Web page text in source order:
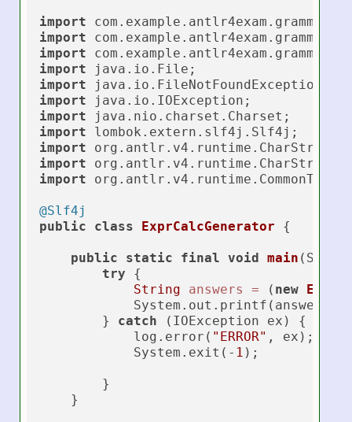
import
import
import
import
import
import
import
import
import
import
import
@Slf4j
public
class ExprCalcGenerator {
public static final void main
try {
String
answers = ( new
            System.out.printf(answers);
        }
catch (IOException ex) {
            log.error(
"ERROR" , ex);
            System.exit(-
1 );
        }
    }